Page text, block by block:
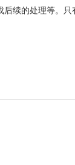
后续的处理等。只